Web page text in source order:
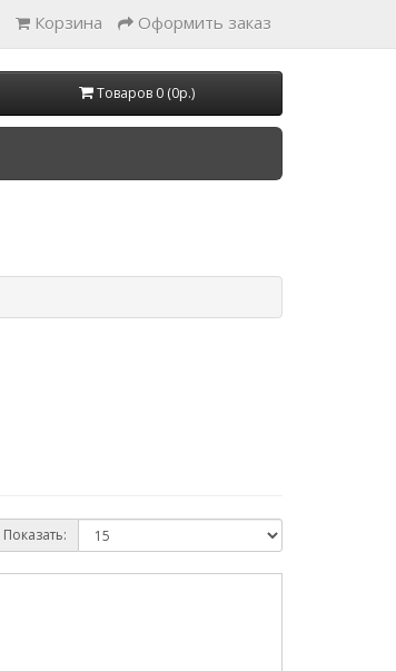
Корзина Оформить заказ
Товаров 0 (0р.)
Показать: